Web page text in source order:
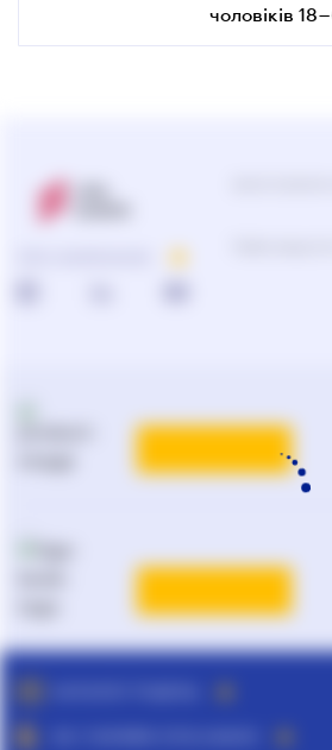
чоловіків
Реклама та PR
наligazakon.net
каталог України